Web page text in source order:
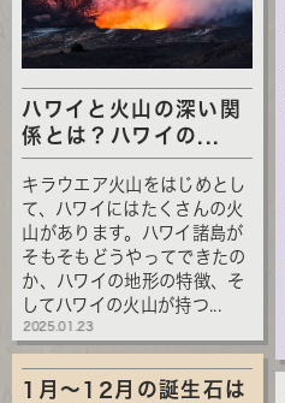
ハワイと火山の深い関
係とは？ハワイの...
キラウエア火山をはじめとし
て、ハワイにはたくさんの火
山があります。ハワイ諸島が
そもそもどうやってできたの
か、ハワイの地形の特徴、そ
してハワイの火山が持つ...
2025.01.23
1月～12月の誕生石は